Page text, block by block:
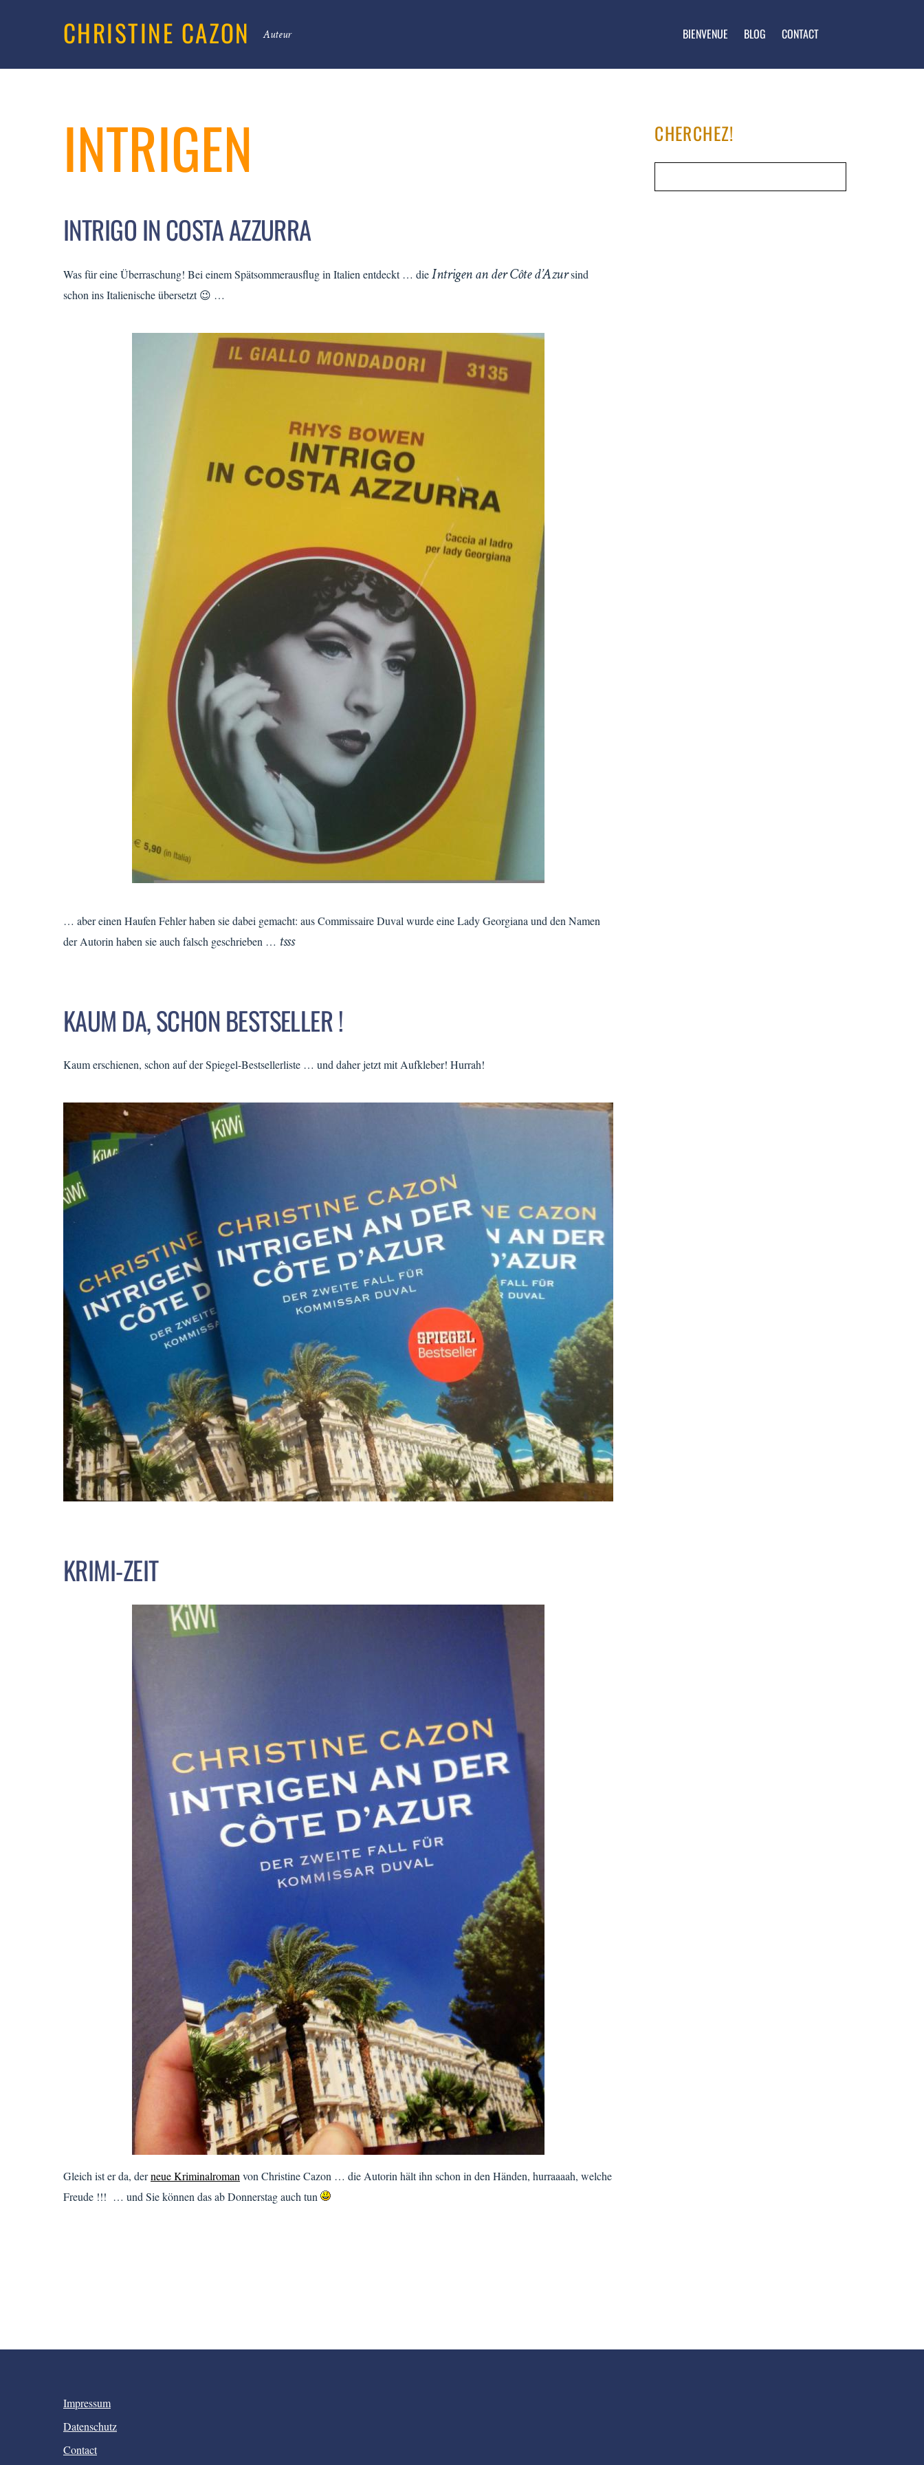
CHRISTINE CAZON Auteur BIENVENUE BLOG CONTACT
INTRIGEN
INTRIGO IN COSTA AZZURRA
Was für eine Überraschung! Bei einem Spätsommerausflug in Italien entdeckt … dieIntrigen an der Côte d’Azursind
schon ins Italienische übersetzt 😉 …
… aber einen Haufen Fehler haben sie dabei gemacht: aus Commissaire Duval wurde eine Lady Georgiana und den Namen
der Autorin haben sie auch falsch geschrieben … tsss
KAUM DA, SCHON BESTSELLER !
Kaum erschienen, schon auf der Spiegel-Bestsellerliste … und daher jetzt mit Aufkleber! Hurrah!
KRIMI-ZEIT
Gleich ist er da, derneue Kriminalroman von Christine Cazon … die Autorin hält ihn schon in den Händen, hurraaaah, welche
Freude !!! … und Sie können das ab Donnerstag auch tun
CHERCHEZ!
Impressum
Datenschutz
Contact